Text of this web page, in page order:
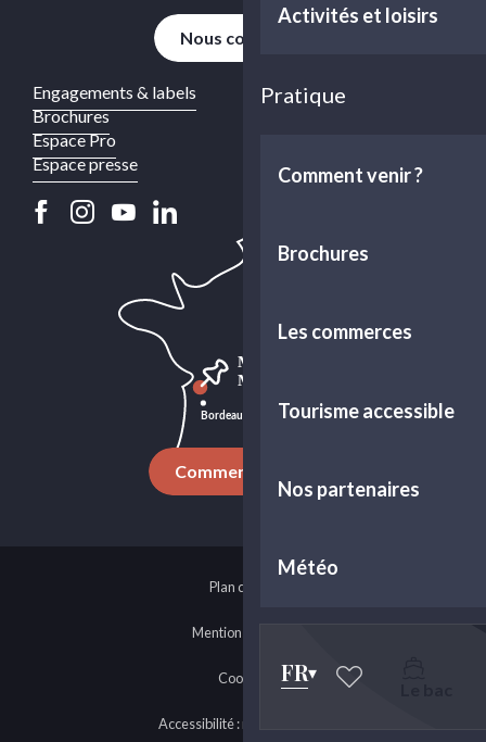
Activités et loisirs
Pratique
Comment venir ?
Brochures
Les commerces
Tourisme accessible
Nos partenaires
Météo
FR
Engagements & labels
Brochures
Espace Pro
Espace presse
Nous contacter
Comment venir ?
Plan du site
Mentions légales
Cookies
Accessibilité : non-conforme